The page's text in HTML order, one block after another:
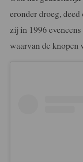
eronder droeg,
zij in 1996
waarvan de knopen